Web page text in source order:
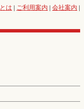
とは | ご利用案内 | 会社案内 |